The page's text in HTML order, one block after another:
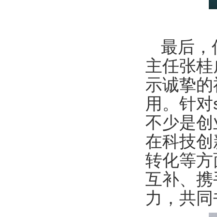
最后，
主任张
示诚挚
用。针
不少是
在科技
转化等
互补、
力，共